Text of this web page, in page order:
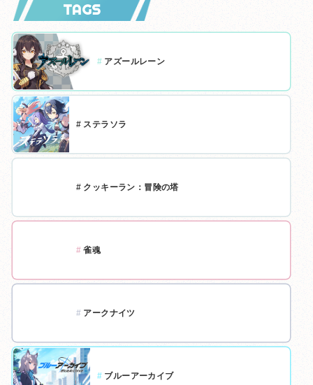
TAGS
# アズールレーン
# ステラソラ
# クッキーラン：冒険の塔
# 雀魂
# アークナイツ
# ブルーアーカイブ